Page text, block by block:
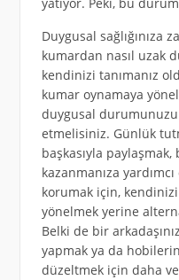
yatıyor. Peki, bu
Duygusal sağlığınıza
kumardan nasıl uzak
kendinizi tanımanız
kumar oynamaya
duygusal
etmelisiniz. Günlük
başkasıyla
kazanmanıza
korumak için,
yönelmek yerine
Belki de bir
yapmak ya da
düzeltmek için daha